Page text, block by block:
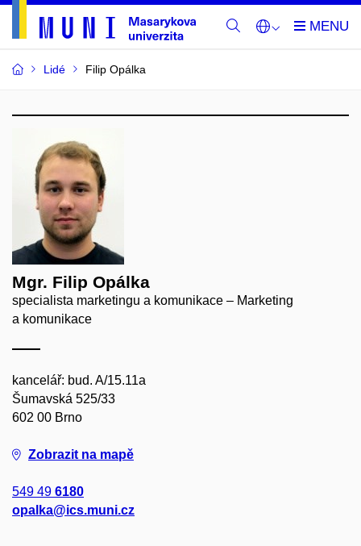
Lidé Filip Opálka
Mgr. Filip Opálka
specialista marketingu a komunikace – Marketing
a komunikace
kancelář: bud. A/15.11a
Šumavská 525/33
602 00 Brno
Zobrazit na mapě
549 49 6180
opalka@ics.muni.cz